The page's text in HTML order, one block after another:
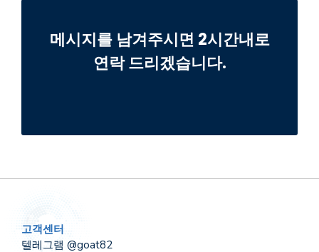
메시지를 남겨주시면 2시간내로
연락 드리겠습니다.
고객센터
텔레그램 @goat82